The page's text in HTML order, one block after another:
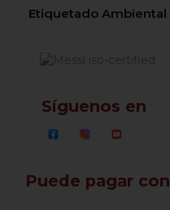
Etiquetado Ambiental
Síguenos en
Puede pagar con